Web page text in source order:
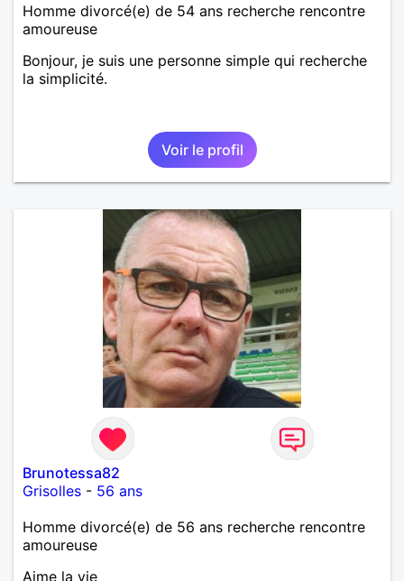
Homme divorcé(e) de 54 ans recherche rencontre
amoureuse
Bonjour, je suis une personne simple qui recherche
la simplicité.
Voir le profil
Brunotessa82
Grisolles - 56 ans
Homme divorcé(e) de 56 ans recherche rencontre
amoureuse
Aime la vie